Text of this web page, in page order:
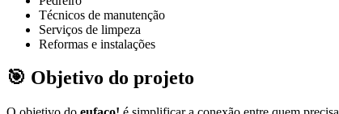
Técnicos de manutenção
Serviços de limpeza
Reformas e instalações
🎯 Objetivo do projeto